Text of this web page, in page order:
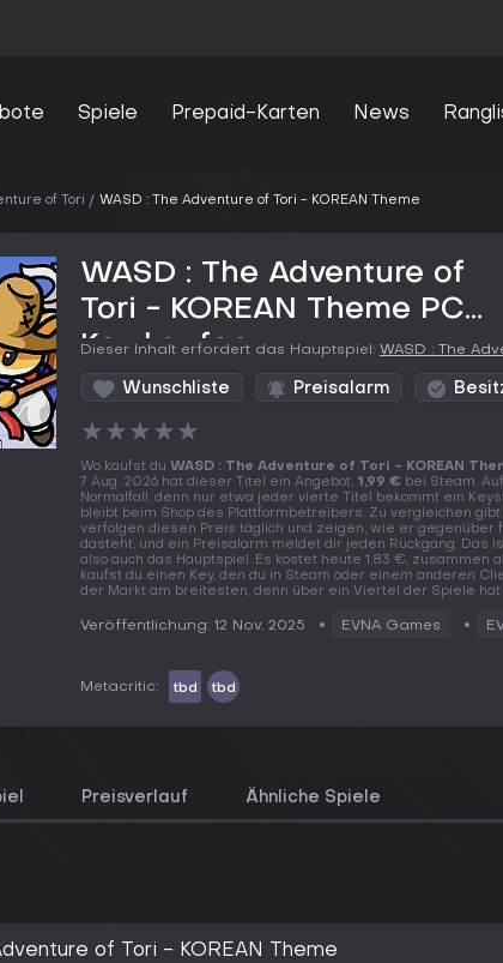
Spiele Prepaid-Karten News
of Tori WASD : The Adventure of Tori - KOREAN Theme
WASD : The Adventure of
Tori - KOREAN Theme PC
Key kaufen
Dieser Inhalt erfordert das Hauptspiel: WASD : The
Wunschliste Preisalarm
★★★★★
Wo kaufst du WASD : The Adventure of Tori - KOREAN
7 Aug. 2026 hat dieser Titel ein Angebot, 1,99 € bei Steam.
Normalfall, denn nur etwa jeder vierte Titel bekommt ein
bleibt beim Shop des Plattformbetreibers. Zu vergleichen
verfolgen diesen Preis täglich und zeigen, wie er gegenüber
dasteht, und ein Preisalarm meldet dir jeden Rückgang. Das
also auch das Hauptspiel. Es kostet heute 1,83 €, zusammen
kaufst du einen Key, den du in Steam oder einem anderen
der Markt am breitesten, denn über ein Viertel der Spiele hat
Veröffentlichung: 12 Nov. 2025 EVNA Games
Metacritic: tbd tbd
Preisverlauf Ähnliche Spiele
of Tori - KOREAN Theme